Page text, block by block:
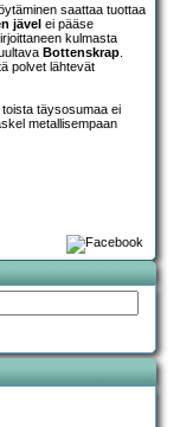
saattaa tuottaa
jävel ei pääse
kulmasta
Bottenskrap
polvet lähtevät
täysosumaa ei
metallisempaan